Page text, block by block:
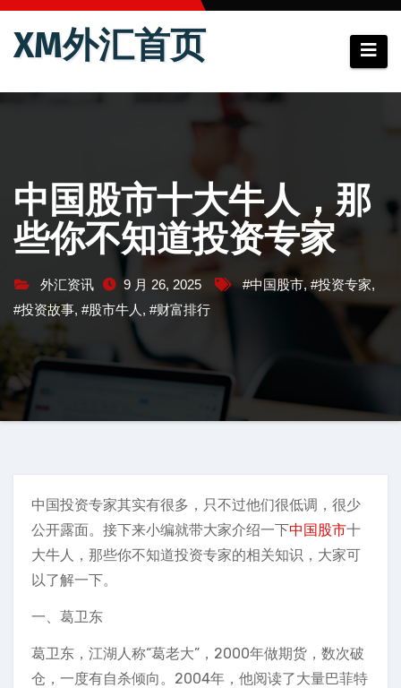
跳
XM外汇首页
中国股市十大牛人，那
些你不知道投资专家
外汇资讯 9 月 26, 2025 #中国股市, #投资专家,
#投资故事, #股市牛人 , #财富排行
中国投资专家其实有很多，只不过他们很低调，很少
公开露面。接下来小编就带大家介绍一下中国股市十
大牛人，那些你不知道投资专家的相关知识，大家可
以了解一下。
一、葛卫东
葛卫东，江湖人称“葛老大”，2000年做期货，数次破
仓，一度有自杀倾向。2004年，他阅读了大量巴菲特